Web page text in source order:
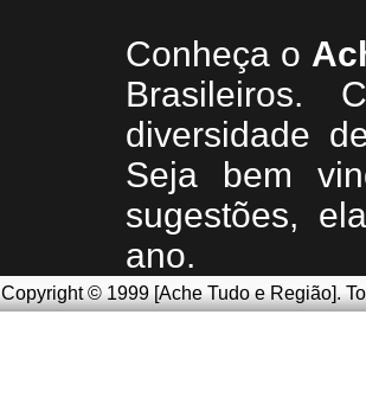
Conheça o A
Brasileiros.
diversidade
Seja bem
sugestões,
ano.
Copyright © 1999 [Ache Tudo e Região].